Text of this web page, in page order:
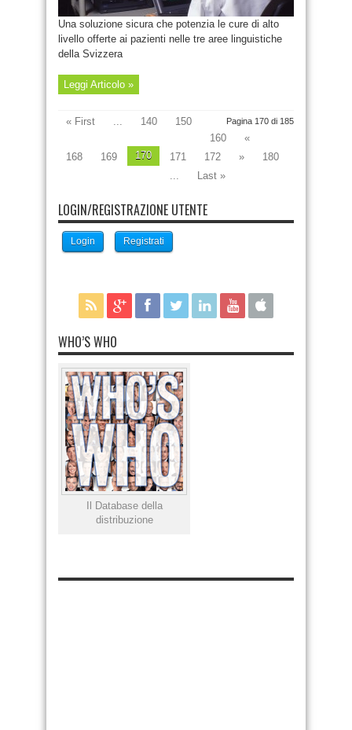
Una soluzione sicura che potenzia le cure di alto
livello offerte ai pazienti nelle tre aree linguistiche
della Svizzera
Leggi Articolo »
Pagina 170 di 185
« First ... 140
150
160
«
168
169 170 171 172 »
180
...
Last »
LOGIN/REGISTRAZIONE UTENTE
Login Registrati
WHO’S WHO
Il Database della
distribuzione